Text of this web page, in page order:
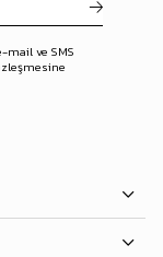
mail ve SMS